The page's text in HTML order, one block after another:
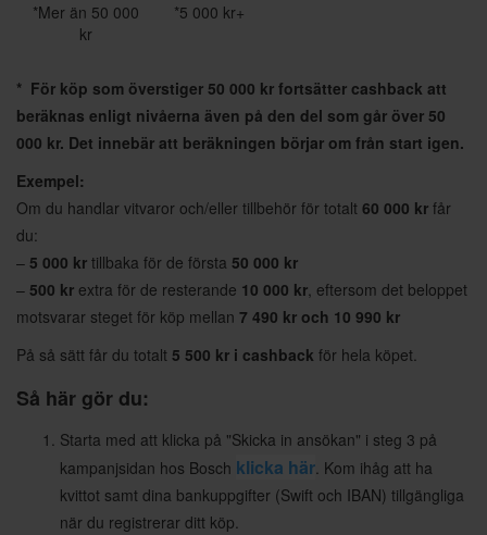
*Mer än 50 000
kr
*5 000 kr+
* För köp som överstiger 50 000 kr fortsätter cashback att
beräknas enligt nivåerna även på den del som går över 50
000 kr. Det innebär att beräkningen börjar om från start igen.
Exempel:
Om du handlar vitvaror och/eller tillbehör för totalt 60 000 kr får
du:
– 5 000 kr tillbaka för de första 50 000 kr
– 500 kr extra för de resterande 10 000 kr, eftersom det beloppet
motsvarar steget för köp mellan 7 490 kr och 10 990 kr
På så sätt får du totalt 5 500 kr i cashback för hela köpet.
Så här gör du:
Starta med att klicka på "Skicka in ansökan" i steg 3 på
kampanjsidan hos Bosch klicka här. Kom ihåg att ha
kvittot samt dina bankuppgifter (Swift och IBAN) tillgängliga
när du registrerar ditt köp.